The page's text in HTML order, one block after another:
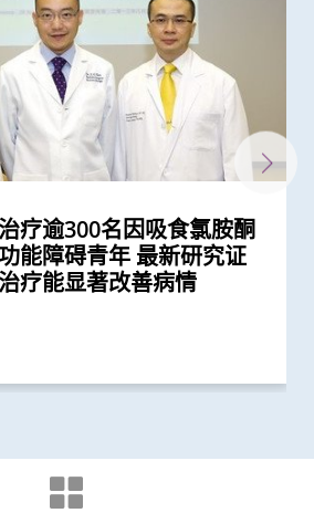
疗逾300名因吸食氯胺酮
能障碍青年 最新研究证
疗能显著改善病情
首个多专科单孔微创机械
究 证新技术有效深入以
行精准治疗
首项大型青少年流行病学
冰毒会引致下尿路症状
生成首位亚洲研究员 荣
权威奖项John K.
奖
同内地团队创立全球首个
型系统 开发人工智能工
」助普及食道癌精准治疗
脉碘栓塞化疗无水新药物
胞癌 无恶化存活期显著
引入前列腺癌多模式局部
降低手术及住院时间、
孕妇急性主动脉撕裂 情
中大威院跨专科团队成
修复主动脉保三命
2025/26年度「策略专题
拨款3,150万港元
内镜手术机械人 完成全
辅助「经尿道膀胱肿瘤整
膀胱癌
建亚洲首个膀胱癌类器官
先试后治」精准医疗
「经尿道膀胱肿瘤整块切
手术治疗更有效减低膀胱
现良性前列腺增生患者感
泌尿系统出现并发症风
实以AI辅助大肠内窥镜检
增加四成 并成功训练AI
道癌症治疗
实内窥镜胃肠绕道术治疗
塞 成效更高、住院时间
桥手术后妥善管理血脂水
心脏并发症风险至关重
首例机械人辅助支气管镜
疗肺转移
多地专家进行研究显示
根治性全膀胱切除连体内
」减出血量及加快术后...
海外外科专家联合建议
术延后七星期以减低死亡
出「精胺风险评分」诊断
测「前列腺动脉栓塞术」
避免良性前列腺肥大患
作用
究显示吸烟为全球膀胱癌
专家制订「经尿道膀胱
术」的临床指引
导的调查显示 全球泌尿
病毒大流行而被严重推迟
混合手术室「经气管微波
治肺癌成亚太首例
尖学府加强跨学科医疗机
重塑医学诊断和治疗的
合手术室」结合「电磁导
技术 实时影像追踪及抽
织 能诊治少至2毫米...
消融化疗栓塞术」有效延
恶化存活期两倍
研究确认新大肠癌高风险
「前列腺动脉栓塞术」治
成病人经新法治疗后可正
「高频信号检测」技术以
范围 有效提升复杂性脑
约三成
功植入「脉冲产生器」医
衡泌尿中心加强本地前列
断和治疗
香港头号癌症 中大引入
镜助预防大肠癌
性手术能有效治疗脑动静
使用者佩戴头盔及其他防
意外引致的脑创伤
尿治疗中心今天开幕
学童便秘与家庭及环境因
完美医疗」 中大举办公
享电脑辅助手术与临床
果
港利用深脑刺激治疗迟发
症